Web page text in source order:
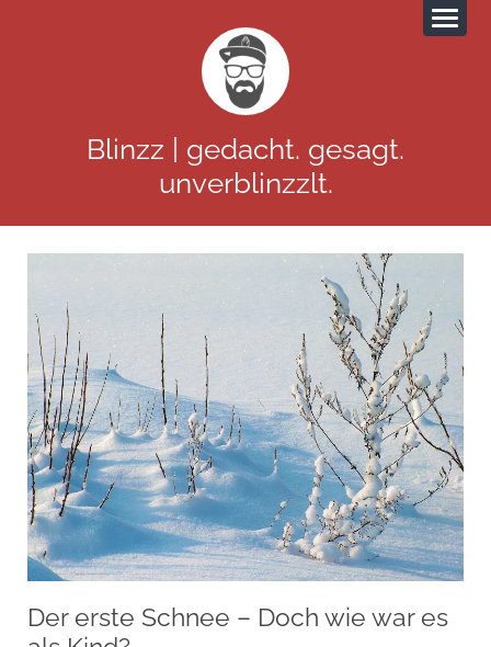
Blinzz | gedacht. gesagt.
unverblinzzlt.
Der erste Schnee – Doch wie war es